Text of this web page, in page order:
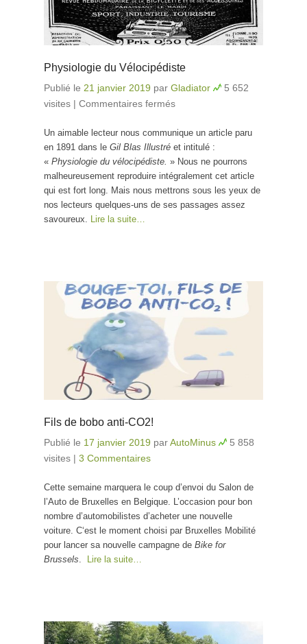
Physiologie du Vélocipédiste
Publié le 21 janvier 2019 par Gladiator
5 652
visites | Commentaires fermés
Un aimable lecteur nous communique un article paru
en 1891 dans le Gil Blas Illustré et intitulé :
« Physiologie du vélocipédiste. » Nous ne pourrons
malheureusement reproduire intégralement cet article
qui est fort long. Mais nous mettrons sous les yeux de
nos lecteurs quelques-uns de ses passages assez
savoureux.
Lire la suite…
Fils de bobo anti-CO2!
Publié le 17 janvier 2019 parAutoMinus
5 858
visites | 3 Commentaires
Cette semaine marquera le coup d’envoi du Salon de
l’Auto de Bruxelles en Belgique. L’occasion pour bon
nombre d’automobilistes d’acheter une nouvelle
voiture. C‘est le moment choisi par Bruxelles Mobilité
pour lancer sa nouvelle campagne de Bike for
Brussels
Lire la suite…